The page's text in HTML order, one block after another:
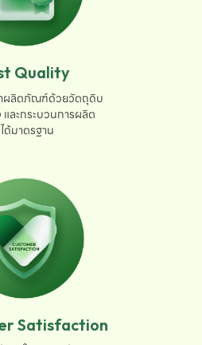
Quality
ลิตภัณฑ์ด้วยวัตถุดิบ
ละกระบวนการผลิต
ด้มาตรฐาน
Satisfaction